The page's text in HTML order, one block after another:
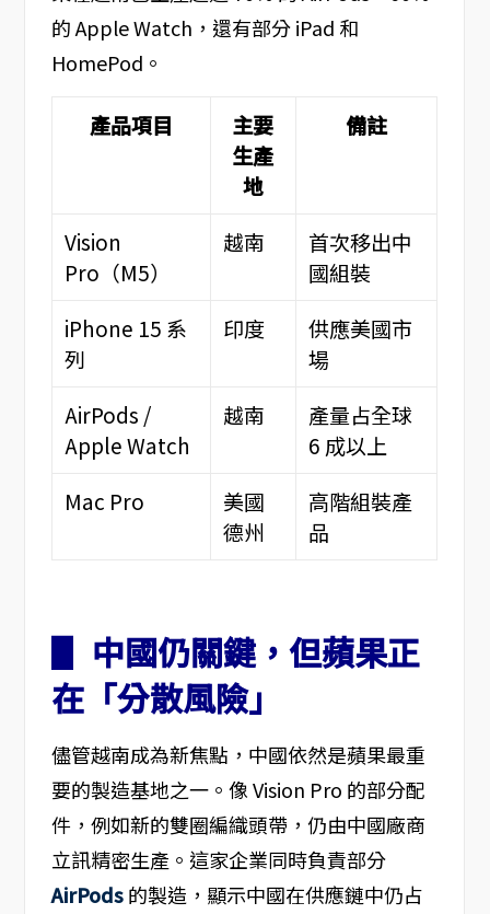
的 Apple Watch，還有部分 iPad 和
HomePod。
產品項目
主要
生產
地
備註
Vision
Pro（M5）
越南
首次移出中
國組裝
iPhone 15 系
列
印度
供應美國市
場
AirPods /
Apple Watch
越南
產量占全球
6 成以上
Mac Pro
美國
德州
高階組裝產
品
▋ 中國仍關鍵，但蘋果正
在「分散風險」
儘管越南成為新焦點，中國依然是蘋果最重
要的製造基地之一。像 Vision Pro 的部分配
件，例如新的雙圈編織頭帶，仍由中國廠商
立訊精密生產。這家企業同時負責部分
AirPods的製造，顯示中國在供應鏈中仍占